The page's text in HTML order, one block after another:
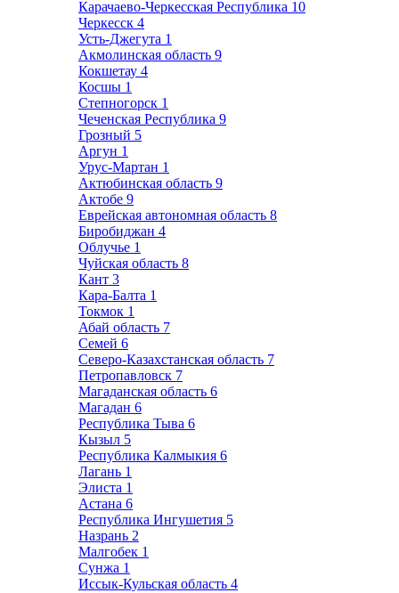
Карачаево-Черкесская Республика 10
Черкесск 4
Усть-Джегута 1
Акмолинская область 9
Кокшетау 4
Косшы 1
Степногорск 1
Чеченская Республика 9
Грозный 5
Аргун 1
Урус-Мартан 1
Актюбинская область 9
Актобе 9
Еврейская автономная область 8
Биробиджан 4
Облучье 1
Чуйская область 8
Кант 3
Кара-Балта 1
Токмок 1
Абай область 7
Семей 6
Северо-Казахстанская область 7
Петропавловск 7
Магаданская область 6
Магадан 6
Республика Тыва 6
Кызыл 5
Республика Калмыкия 6
Лагань 1
Элиста 1
Астана 6
Республика Ингушетия 5
Назрань 2
Малгобек 1
Сунжа 1
Иссык-Кульская область 4